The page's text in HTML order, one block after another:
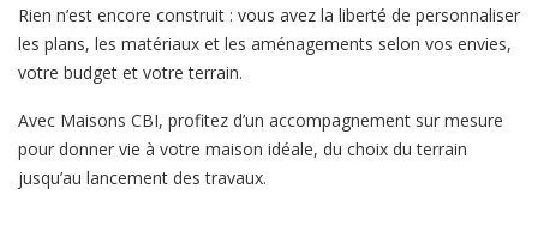
Rien n’est encore construit : vous avez la liberté de personnaliser
les plans, les matériaux et les aménagements selon vos envies,
votre budget et votre terrain.
Avec Maisons CBI, profitez d’un accompagnement sur mesure
pour donner vie à votre maison idéale, du choix du terrain
jusqu’au lancement des travaux.